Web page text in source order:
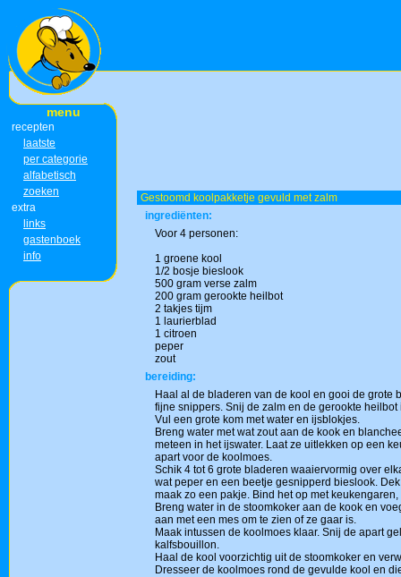
menu
recepten
laatste
per categorie
alfabetisch
zoeken
extra
links
gastenboek
info
Gestoomd koolpakketje gevuld met zalm
ingrediënten:
Voor 4 personen:
1 groene kool
1/2 bosje bieslook
500 gram verse zalm
200 gram gerookte heilbot
2 takjes tijm
1 laurierblad
1 citroen
peper
zout
bereiding:
Haal al de bladeren van de kool en gooi de grote
fijne snippers. Snij de zalm en de gerookte
Vul een grote kom met water en ijsblokjes.
Breng water met wat zout aan de kook en
meteen in het ijswater. Laat ze uitlekken op een
apart voor de koolmoes.
Schik 4 tot 6 grote bladeren waaiervormig over
wat peper en een beetje gesnipperd bieslook.
maak zo een pakje. Bind het op met
Breng water in de stoomkoker aan de kook en
aan met een mes om te zien of ze gaar is.
Maak intussen de koolmoes klaar. Snij de apart
kalfsbouillon.
Haal de kool voorzichtig uit de stoomkoker en
Dresseer de koolmoes rond de gevulde kool en